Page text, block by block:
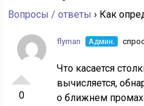
Вопросы / ответы › Как
0
flyman Админ.
Что касается
вычисляется,
о ближнем